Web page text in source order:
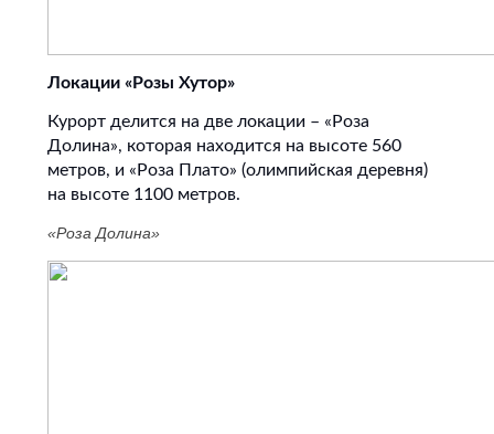
Локации «Розы Хутор»
Курорт делится на две локации – «Роза
Долина», которая находится на высоте 560
метров, и «Роза Плато» (олимпийская деревня)
на высоте 1100 метров.
«Роза Долина»